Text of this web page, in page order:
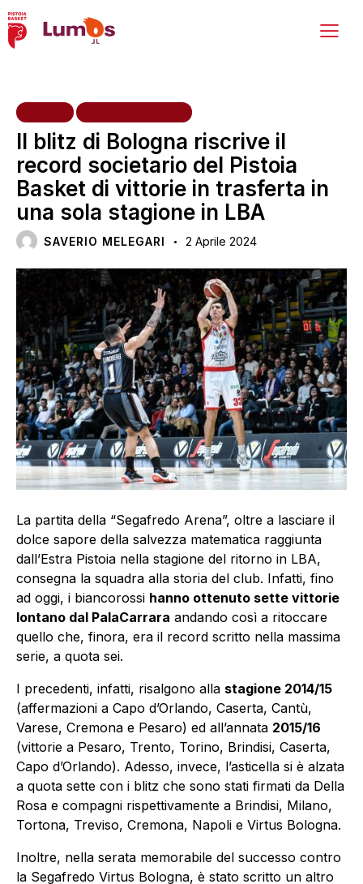
Il blitz di Bologna riscrive il
record societario del Pistoia
Basket di vittorie in trasferta in
una sola stagione in LBA
SAVERIO MELEGARI 2 Aprile 2024
La partita della “Segafredo Arena”, oltre a lasciare il
dolce sapore della salvezza matematica raggiunta
dall’Estra Pistoia nella stagione del ritorno in LBA,
consegna la squadra alla storia del club. Infatti, fino
ad oggi, i biancorossi hanno ottenuto sette vittorie
lontano dal PalaCarrara andando così a ritoccare
quello che, finora, era il record scritto nella massima
serie, a quota sei.
I precedenti, infatti, risalgono alla stagione 2014/15
(affermazioni a Capo d’Orlando, Caserta, Cantù,
Varese, Cremona e Pesaro) ed all’annata 2015/16
(vittorie a Pesaro, Trento, Torino, Brindisi, Caserta,
Capo d’Orlando). Adesso, invece, l’asticella si è alzata
a quota sette con i blitz che sono stati firmati da Della
Rosa e compagni rispettivamente a Brindisi, Milano,
Tortona, Treviso, Cremona, Napoli e Virtus Bologna.
Inoltre, nella serata memorabile del successo contro
la Segafredo Virtus Bologna, è stato scritto un altro